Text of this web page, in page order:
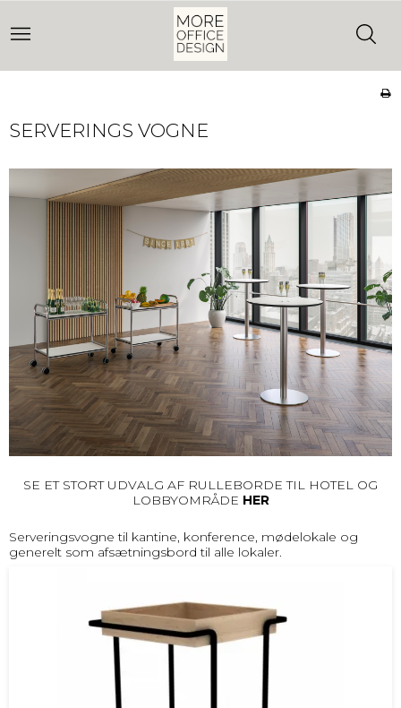
SERVERINGS VOGNE
SE ET STORT UDVALG AF RULLEBORDE TIL HOTEL OG
LOBBYOMRÅDE HER
Serveringsvogne til kantine, konference, mødelokale og
generelt som afsætningsbord til alle lokaler.